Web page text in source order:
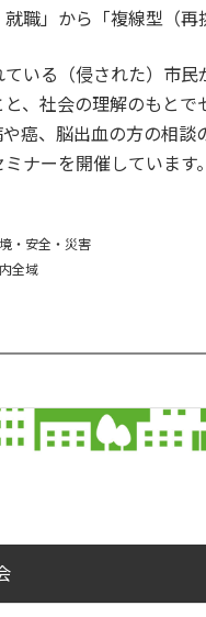
就職」から「複線型（
いる（侵された）市
、社会の理解のもと
癌、脳出血の方の相
ナーを開催しています。
・安全・災害
全域